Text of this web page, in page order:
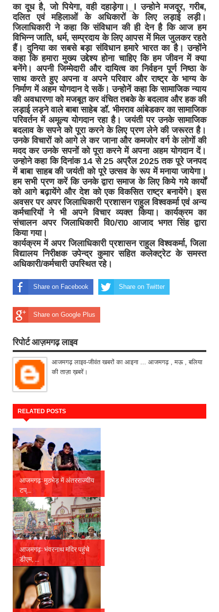
का दूध है, जो पियेगा, वही दहाड़ेगा।_l उन्होने मजदूर, गरीब,
दलित एवं महिलाओं के अधिकारों के लिए लड़ाई लड़ी।
जिलाधिकारी ने कहा कि संविधान की ही देन है कि आज हम
विभिन्न जाति, धर्म, सम्प्रदाय के लिए आपस में मिल जुलकर रहते
हैं। दुनिया का सबसे बड़ा संविधान हमारे भारत का है। उन्होंने
कहा कि हमारा मुख्य उद्देश्य होना चाहिए कि हम जीवन में क्या
बनेंगे। अपनी जिम्मेदारी और दायित्व का निर्वहन पूर्ण निष्ठा के
साथ करते हुए अपना व अपने परिवार और राष्ट्र के भाग्य के
निर्माण में अहम योगदान दे सकें। उन्होनें कहा कि सामाजिक न्याय
की अवधारणा को मजबूत कर वंचित तबके के बदलाव और हक की
लड़ाई लड़ने वाले बाबा साहेब डॉ. भीमराव आंबेडकर का सामाजिक
परिवर्तन में अमूल्य योगदान रहा है। जयंती पर उनके सामाजिक
बदलाव के सपने को पूरा करने के लिए प्रण लेने की जरूरत है।
उनके विचारों को आगे ले कर जाना और कमजोर वर्ग के लोगों की
मदद कर उनके सपनों को पूरा करने में अपना अहम योगदान दें।
उन्होने कहा कि दिनांक 14 से 25 अप्रैल 2025 तक पूरे जनपद
में बाबा साहब की जयंती को पूरे उत्सव के रूप में मनाया जायेगा।
हम सभी प्रण करें कि उनके द्वारा समाज के लिए किये गये कार्याें
को आगे बढ़ायेंगे और देश को एक विकसित राष्ट्र बनायेंगे। इस
अवसर पर अपर जिलाधिकारी प्रशासन राहुल विश्वकर्मा एवं अन्य
कर्मचारियों ने भी अपने विचार व्यक्त किया। कार्यक्रम का
संचालन अपर जिलाधिकारी वि0/रा0 आजाद भगत सिंह द्वारा
किया गया।
कार्यक्रम में अपर जिलाधिकारी प्रशासन राहुल विश्वकर्मा, जिला
विद्यालय निरीक्षक उपेन्द्र कुमार सहित कलेक्ट्रेट के समस्त
अधिकारी/कर्मचारी उपस्थित रहे।
Share on Facebook Share on Twitter
Share on Google Plus
रिपोर्ट आज़मगढ़ लाइव
आजमगढ़ लाइव-जीवंत खबरों का आइना ... आजमगढ़ , मऊ , बलिया
की ताज़ा ख़बरें।
RELATED POSTS
आजमगढ़: मुठभेड़ में अंतरराज्यीय
टप्...
आजमगढ़: भंवरनाथ मंदिर पहुंचे
डीएम, ...